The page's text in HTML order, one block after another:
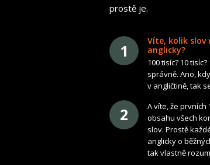
prostě je.
1
Víte, kolik slov
anglicky?
100 tisíc? 10
správně. Ano,
v angličtině, tak
2
A víte, že prvních
obsahu všech
slov. Prostě
anglicky o
tak vlastně